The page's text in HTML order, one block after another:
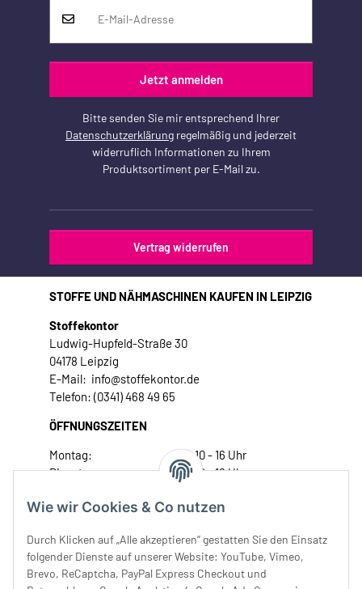
Wie wir Cookies & Co nutzen
Durch Klicken auf „Alle akzeptieren“ gestatten Sie den Einsatz
folgender Dienste auf unserer Website: YouTube, Vimeo,
Brevo, ReCaptcha, PayPal Express Checkout und
Jetzt anmelden
Bitte senden Sie mir entsprechend Ihrer
Datenschutzerklärung regelmäßig und jederzeit
widerruflich Informationen zu Ihrem
Produktsortiment per E-Mail zu.
Vertrag widerrufen
STOFFE UND NÄHMASCHINEN KAUFEN IN LEIPZIG
Stoffekontor
Ludwig-Hupfeld-Straße 30
04178 Leipzig
E-Mail: info@stoffekontor.de
Telefon: (0341) 468 49 65
ÖFFNUNGSZEITEN
Montag:
10 - 16 Uhr
Dienstag:
10 - 16 Uhr
Donnerstag:
10 - 18 Uhr
Samstag:
10 - 14 Uhr
Unser Service